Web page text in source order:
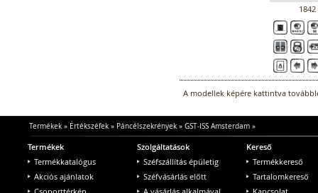
1842
A modellek képére kattintva
Termékek» Értékszéfek» Páncélszekrények» GST-ISS Amsterdam»
Termékek
Termékkatalógus
Akciós ajánlatok
Szolgáltatások
Széfszállítás épületig
Széfvásárlás előtt
Kereső
Termékkereső
Tartalomkereső